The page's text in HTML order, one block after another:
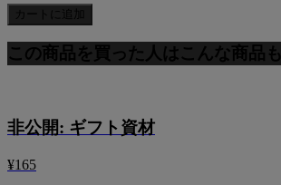
この商品を買った人はこんな商品
非公開: ギフト資材
¥165